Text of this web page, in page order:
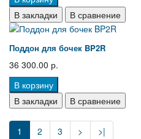
В закладки
В сравнение
Поддон для бочек BP2R
36 300.00 р.
В корзину
В закладки
В сравнение
1 2 3 > >|